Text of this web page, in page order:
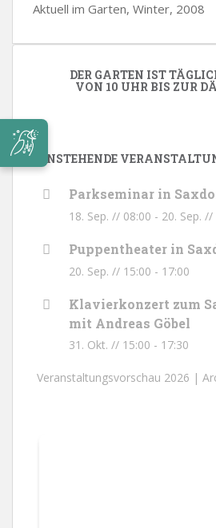
Aktuell im Garten, Winter, 2008
DER GARTEN IST
VON 10 UHR BIS ZUR
ANSTEHENDE
Parkseminar in
18. Sep. // 08:00 - 20. Sep. //
Puppentheater in
20. Sep. // 15:00 - 17:00
Klavierkonzert zum
mit Andreas Göbel
31. Okt. // 15:00 - 17:30
Veranstaltungsvorschau 2026 |